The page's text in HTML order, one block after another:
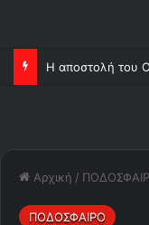
Η αποστολή του
Αρχική /
ΠΟΔΟΣΦΑΙΡΟ